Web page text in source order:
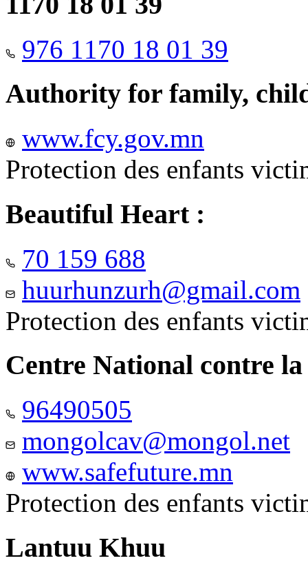
976 1170 18 01 39
Authority for family,
www.fcy.gov.mn
Protection des enfants
Beautiful Heart :
70 159 688
huurhunzurh@gmail.com
Protection des enfants
Centre National contre la
96490505
mongolcav@mongol.net
www.safefuture.mn
Protection des enfants
Lantuu Khuu